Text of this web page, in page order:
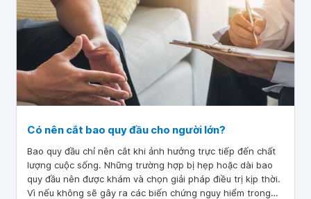
Có nên cắt bao quy đầu cho người lớn?
Bao quy đầu chỉ nên cắt khi ảnh hưởng trực tiếp đến chất
lượng cuộc sống. Những trường hợp bị hẹp hoặc dài bao
quy đầu nên được khám và chọn giải pháp điều trị kịp thời.
Vì nếu không sẽ gây ra các biến chứng nguy hiểm trong